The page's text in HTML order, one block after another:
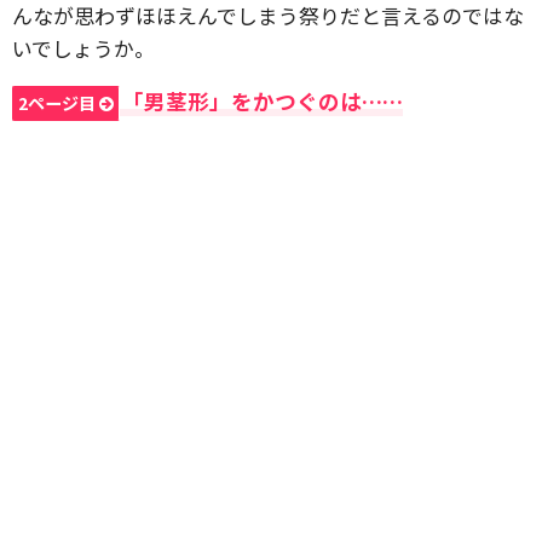
んなが思わずほほえんでしまう祭りだと言えるのではな
いでしょうか。
2ページ目 「男茎形」をかつぐのは……